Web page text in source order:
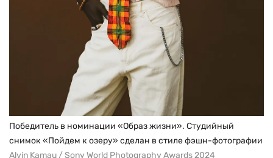
Победитель в номинации «Образ жизни». Студийный
снимок «Пойдем к озеру» сделан в стиле фэшн-фотографии
Alvin Kamau / Sony World Photography Awards 2024